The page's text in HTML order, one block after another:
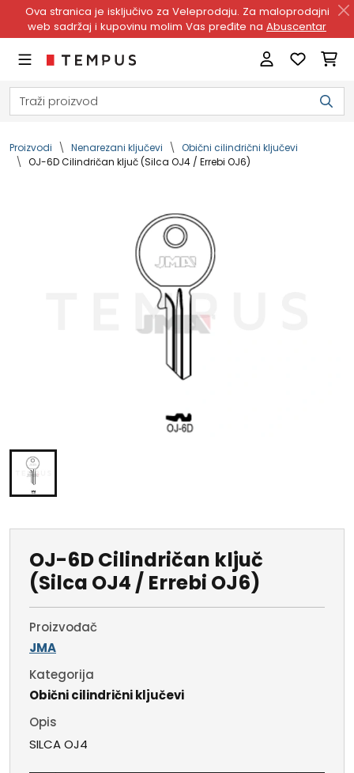
Ova stranica je isključivo za Veleprodaju. Za maloprodajni
web sadržaj i kupovinu molim Vas pređite na Abuscentar
Proizvodi Nenarezani ključevi
Obični cilindrični ključevi
OJ-6D Cilindričan ključ (Silca OJ4 / Errebi OJ6)
OJ-6D Cilindričan ključ
(Silca OJ4 / Errebi OJ6)
Proizvođač
JMA
Kategorija
Obični cilindrični ključevi
Opis
SILCA OJ4